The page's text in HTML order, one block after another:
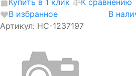
В избранное
В
Артикул: НС-1237197